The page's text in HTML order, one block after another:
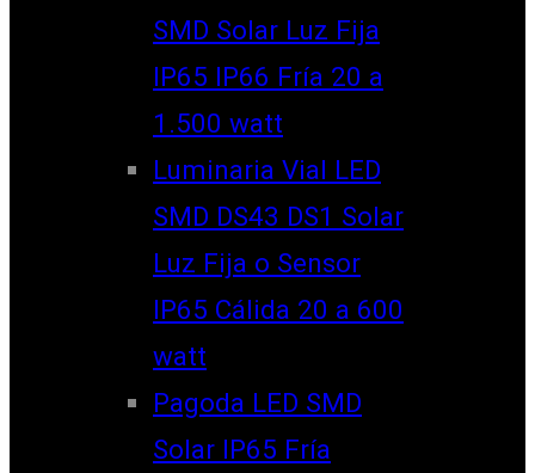
SMD Solar Luz Fija
IP65 IP66 Fría 20 a
1.500 watt
Luminaria Vial LED
SMD DS43 DS1 Solar
Luz Fija o Sensor
IP65 Cálida 20 a 600
watt
Pagoda LED SMD
Solar IP65 Fría